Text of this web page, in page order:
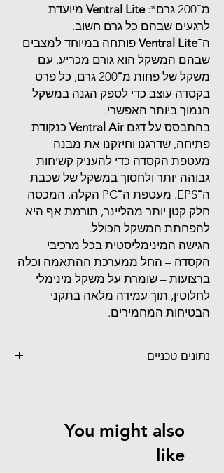
מ־200 גרם*:
Ventral Lite מיועדת
לרגעים שבהם כל גרם חשוב.
ה־Ventral Lite פותחה במיוחד למצבים
שבהם המשקל הוא גורם מכריע. עם
משקל של פחות מ־200 גרם, כל פרט
בקסדה עוצב כדי לספק הגנה במשקל
הנמוך ביותר האפשרי.
בהתבסס על דגם Ventral Air כנקודת
פתיחה, שדרגנו וחיזקנו את מבנה
מעטפת הקסדה כדי להעניק קשיחות
גבוהה יותר ולחסוך במשקל של שכבת
ה־EPS. מעטפת ה־PC הקלה, המכסה
חלק קטן יותר מהליינר, תורמת אף היא
להפחתת המשקל הכולל.
הגישה המינימליסטית בכל מרכיבי
הקסדה – החל ממערכת ההתאמה וכלה
ברצועות – שומרת על משקל מינימלי
לחלוטין, תוך עמידה מלאה בתקני
הבטיחות המחמירים.
נתונים טכניים
NA: קטן – 230 גרם / בינוני – 250 גרם / גדול –
מבנה חזק במיוחד
You might also
like